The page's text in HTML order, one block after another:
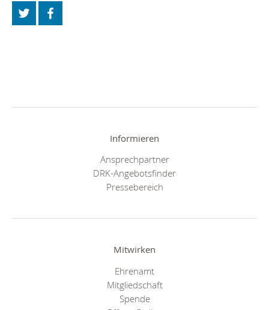
Informieren
Ansprechpartner
DRK-Angebotsfinder
Pressebereich
Mitwirken
Ehrenamt
Mitgliedschaft
Spende